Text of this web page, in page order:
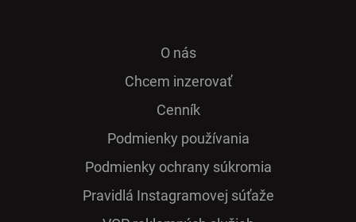
O nás
Chcem inzerovať
Cenník
Podmienky používania
Podmienky ochrany súkromia
Pra­vidlá Ins­ta­gra­mo­vej sú­ťaže